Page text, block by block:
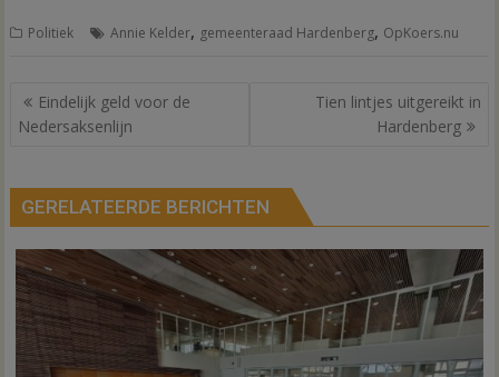
Politiek Annie Kelder, gemeenteraad Hardenberg, OpKoers.nu
Bericht
navigatie
Eindelijk geld voor de
Nedersaksenlijn
Tien lintjes uitgereikt in
Hardenberg
GERELATEERDE BERICHTEN